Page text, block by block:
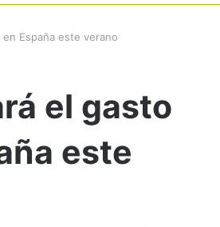
España este verano
el gasto
este